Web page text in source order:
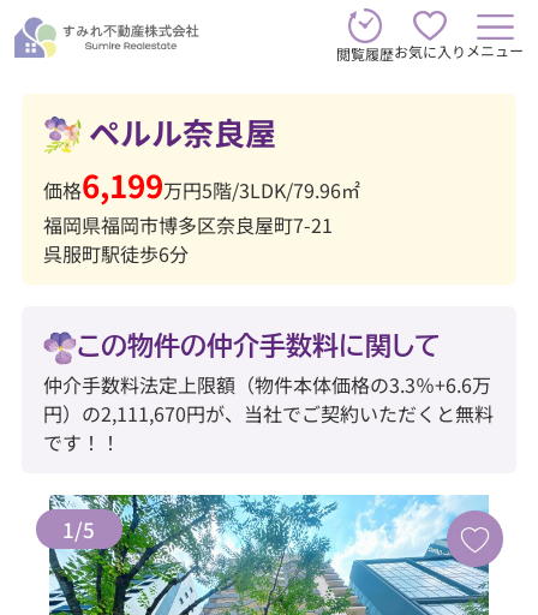
閲覧履歴お気に入り メニュー
ペルル奈良屋
価格6,199万円5階/3LDK/79.96㎡
福岡県福岡市博多区奈良屋町7-21
呉服町駅徒歩6分
この物件の仲介手数料に関して
仲介手数料法定上限額（物件本体価格の3.3％+6.6万
円）の2,111,670円が、当社でご契約いただくと無料
です！！
1/5